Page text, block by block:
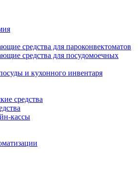
средства для пароконвектоматов
средства для посудомоечных
и кухонного инвентаря
средства
кассы